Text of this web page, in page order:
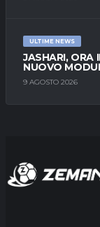
ULTIME NEWS
JASHARI, ORA
NUOVO
9 AGOSTO 2026